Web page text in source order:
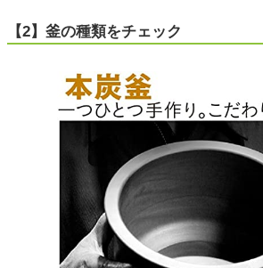
【2】釜の種類をチェック